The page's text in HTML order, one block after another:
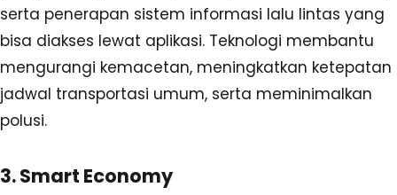
serta penerapan sistem informasi lalu lintas yang
bisa diakses lewat aplikasi. Teknologi membantu
mengurangi kemacetan, meningkatkan ketepatan
jadwal transportasi umum, serta meminimalkan
polusi.
3. Smart Economy